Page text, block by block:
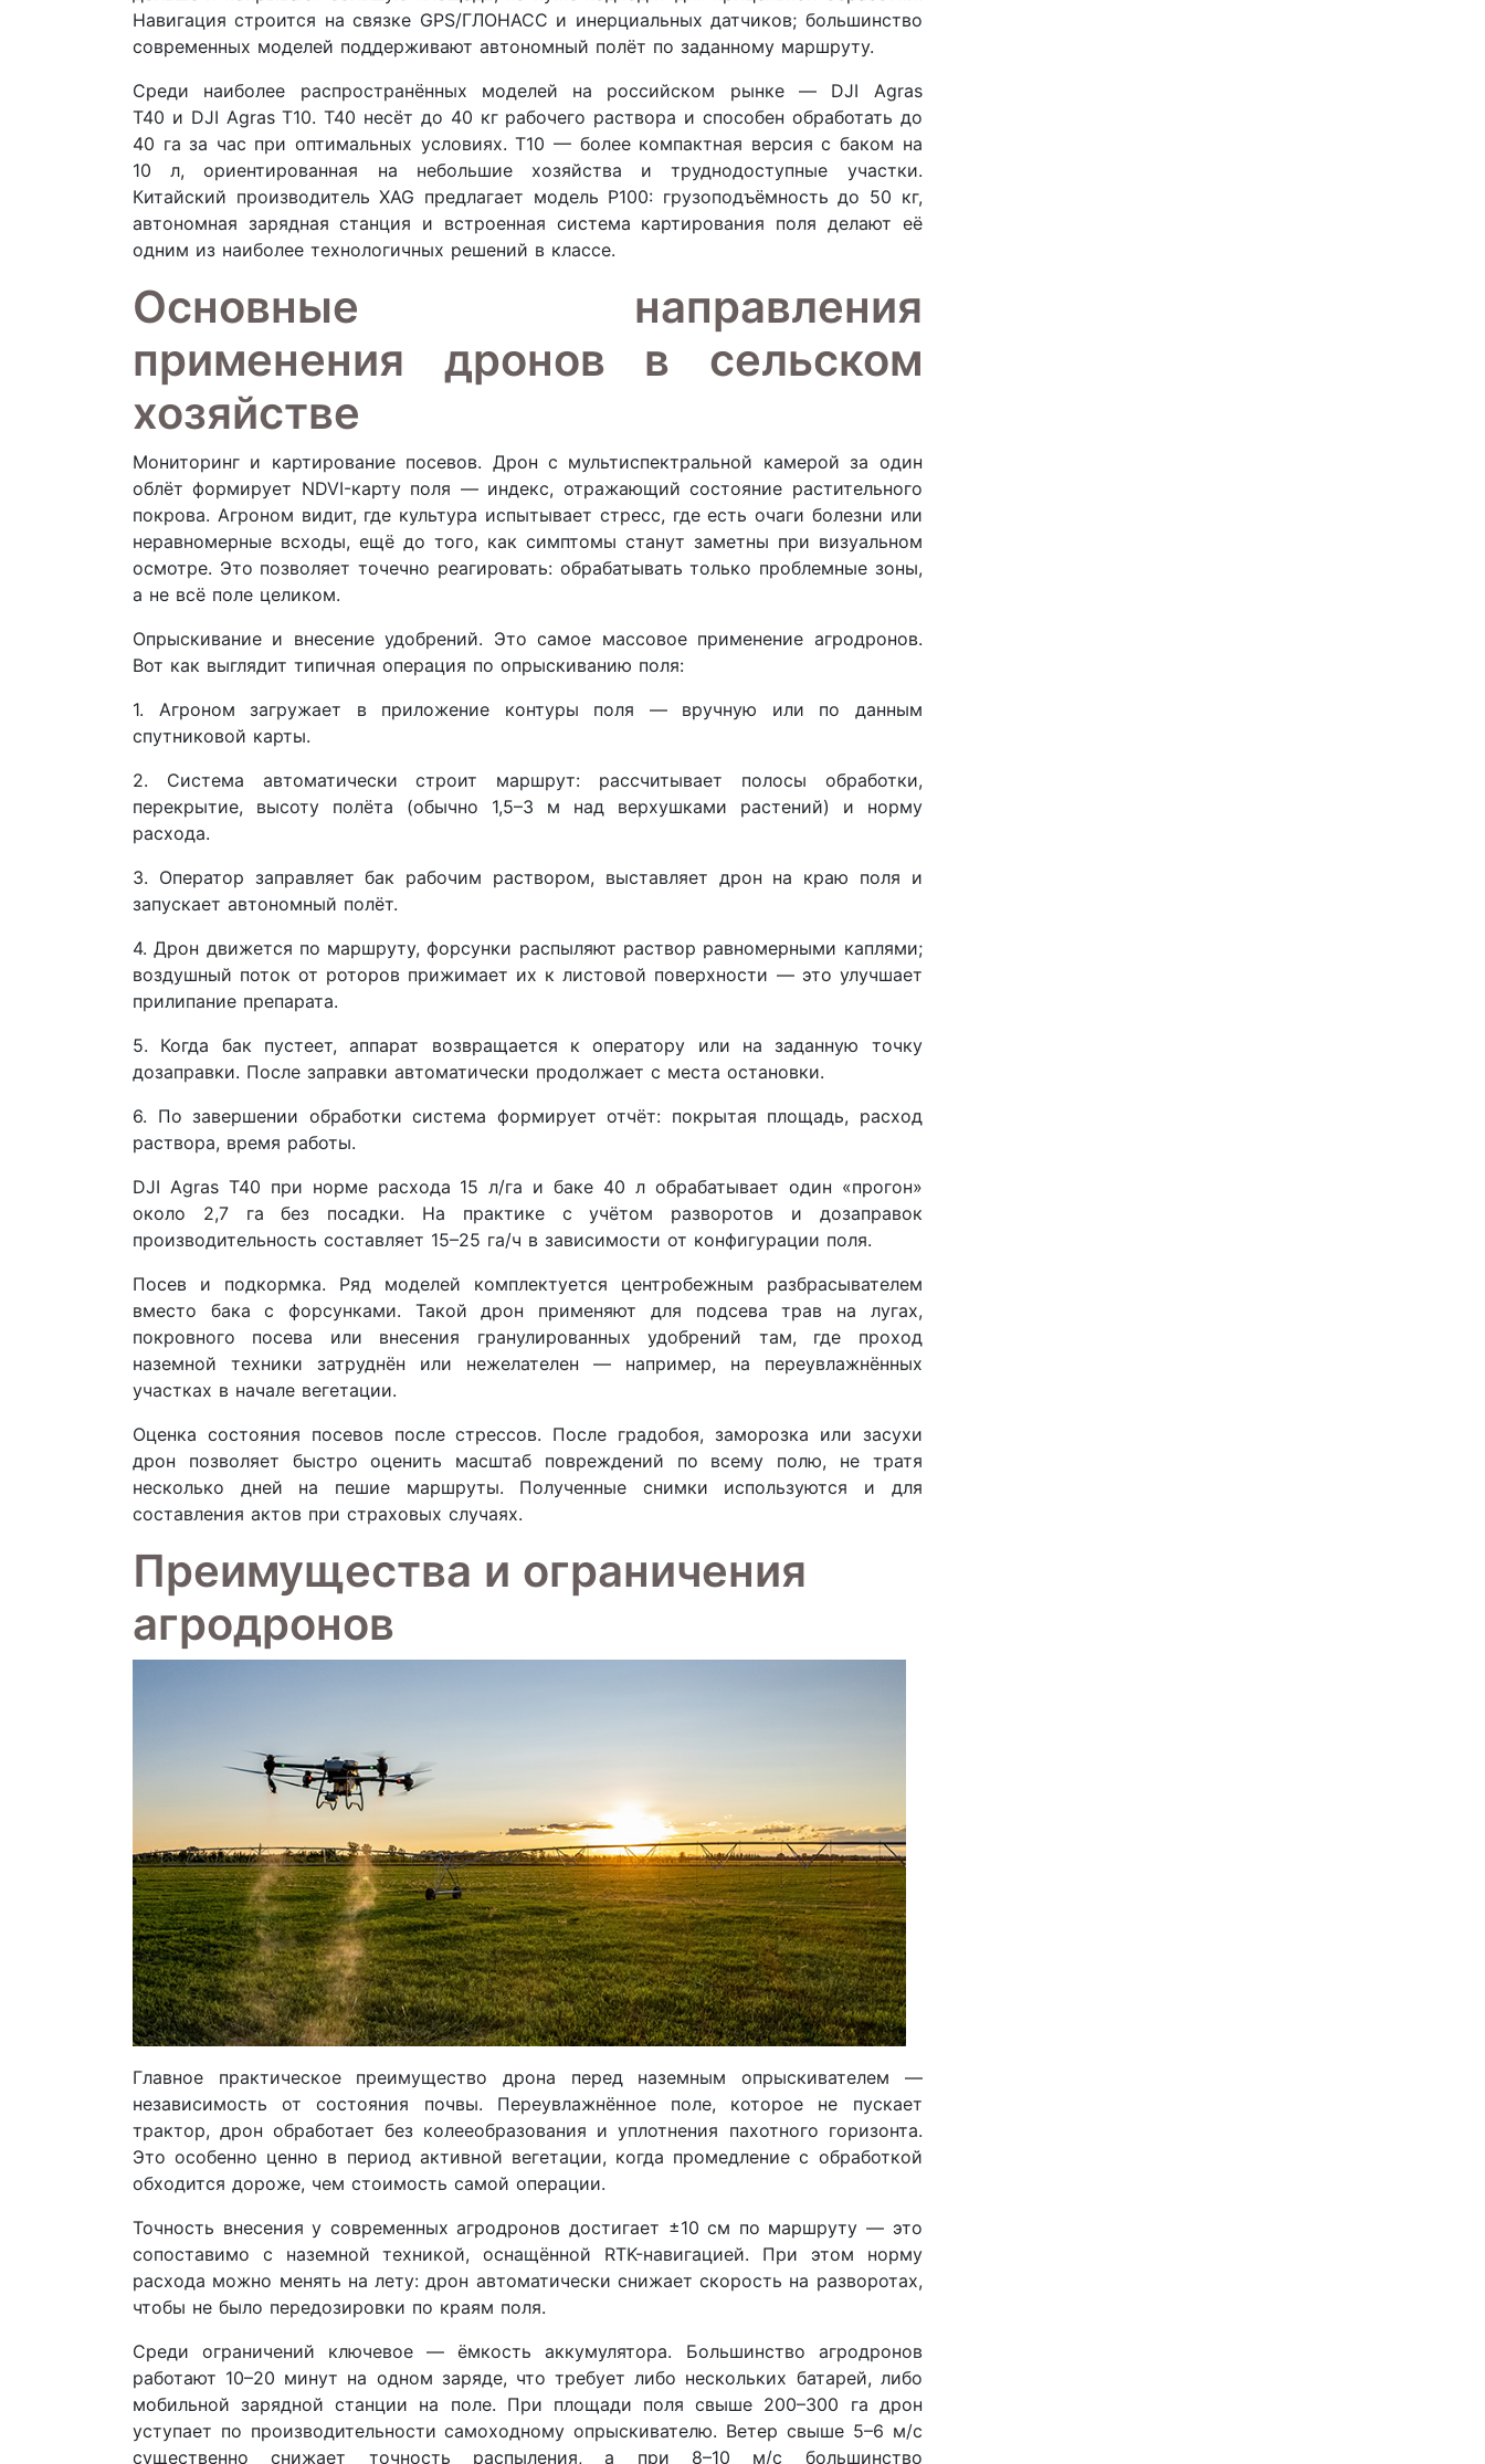
Навигация строится на связке GPS/ГЛОНАСС и инерциальных датчиков; большинство
современных моделей поддерживают автономный полёт по заданному маршруту.
Среди наиболее распространённых моделей на российском рынке — DJI Agras
T40 и DJI Agras T10. T40 несёт до 40 кг рабочего раствора и способен обработать до
40 га за час при оптимальных условиях. T10 — более компактная версия с баком на
10 л, ориентированная на небольшие хозяйства и труднодоступные участки.
Китайский производитель XAG предлагает модель P100: грузоподъёмность до 50 кг,
автономная зарядная станция и встроенная система картирования поля делают её
одним из наиболее технологичных решений в классе.
Основные направления
применения дронов в сельском
хозяйстве
Мониторинг и картирование посевов. Дрон с мультиспектральной камерой за один
облёт формирует NDVI-карту поля — индекс, отражающий состояние растительного
покрова. Агроном видит, где культура испытывает стресс, где есть очаги болезни или
неравномерные всходы, ещё до того, как симптомы станут заметны при визуальном
осмотре. Это позволяет точечно реагировать: обрабатывать только проблемные зоны,
а не всё поле целиком.
Опрыскивание и внесение удобрений. Это самое массовое применение агродронов.
Вот как выглядит типичная операция по опрыскиванию поля:
1. Агроном загружает в приложение контуры поля — вручную или по данным
спутниковой карты.
2. Система автоматически строит маршрут: рассчитывает полосы обработки,
перекрытие, высоту полёта (обычно 1,5–3 м над верхушками растений) и норму
расхода.
3. Оператор заправляет бак рабочим раствором, выставляет дрон на краю поля и
запускает автономный полёт.
4. Дрон движется по маршруту, форсунки распыляют раствор равномерными каплями;
воздушный поток от роторов прижимает их к листовой поверхности — это улучшает
прилипание препарата.
5. Когда бак пустеет, аппарат возвращается к оператору или на заданную точку
дозаправки. После заправки автоматически продолжает с места остановки.
6. По завершении обработки система формирует отчёт: покрытая площадь, расход
раствора, время работы.
DJI Agras T40 при норме расхода 15 л/га и баке 40 л обрабатывает один «прогон»
около 2,7 га без посадки. На практике с учётом разворотов и дозаправок
производительность составляет 15–25 га/ч в зависимости от конфигурации поля.
Посев и подкормка. Ряд моделей комплектуется центробежным разбрасывателем
вместо бака с форсунками. Такой дрон применяют для подсева трав на лугах,
покровного посева или внесения гранулированных удобрений там, где проход
наземной техники затруднён или нежелателен — например, на переувлажнённых
участках в начале вегетации.
Оценка состояния посевов после стрессов. После градобоя, заморозка или засухи
дрон позволяет быстро оценить масштаб повреждений по всему полю, не тратя
несколько дней на пешие маршруты. Полученные снимки используются и для
составления актов при страховых случаях.
Преимущества и ограничения
агродронов
Главное практическое преимущество дрона перед наземным опрыскивателем —
независимость от состояния почвы. Переувлажнённое поле, которое не пускает
трактор, дрон обработает без колееобразования и уплотнения пахотного горизонта.
Это особенно ценно в период активной вегетации, когда промедление с обработкой
обходится дороже, чем стоимость самой операции.
Точность внесения у современных агродронов достигает ±10 см по маршруту — это
сопоставимо с наземной техникой, оснащённой RTK-навигацией. При этом норму
расхода можно менять на лету: дрон автоматически снижает скорость на разворотах,
чтобы не было передозировки по краям поля.
Среди ограничений ключевое — ёмкость аккумулятора. Большинство агродронов
работают 10–20 минут на одном заряде, что требует либо нескольких батарей, либо
мобильной зарядной станции на поле. При площади поля свыше 200–300 га дрон
уступает по производительности самоходному опрыскивателю. Ветер свыше 5–6 м/с
существенно снижает точность распыления, а при 8–10 м/с большинство